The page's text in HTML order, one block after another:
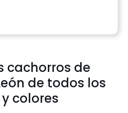
cachorros de
de todos los
colores